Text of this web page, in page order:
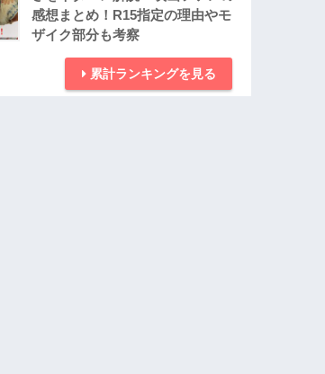
感想まとめ！R15指定の理由やモ
ザイク部分も考察
累計ランキングを見る